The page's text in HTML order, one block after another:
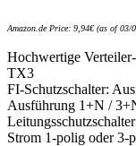
Amazon.de Price: 9,94€(as of 03/
Hochwertige
TX3
FI-Schutzschalter:
Ausführung 1+N /
Strom 1-polig oder 3-